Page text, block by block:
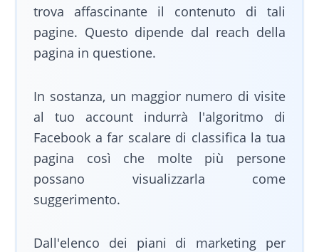
trova affascinante il contenuto di tali
pagine. Questo dipende dal reach della
pagina in questione.
In sostanza, un maggior numero di visite
al tuo account indurrà l'algoritmo di
Facebook a far scalare di classifica la tua
pagina così che molte più persone
possano visualizzarla come
suggerimento.
Dall'elenco dei piani di marketing per